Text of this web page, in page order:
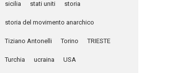
sicilia stati uniti storia
storia del movimento anarchico
Tiziano Antonelli Torino TRIESTE
Turchia ucraina USA